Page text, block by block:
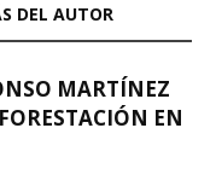
DEL AUTOR
MARTÍNEZ
EN